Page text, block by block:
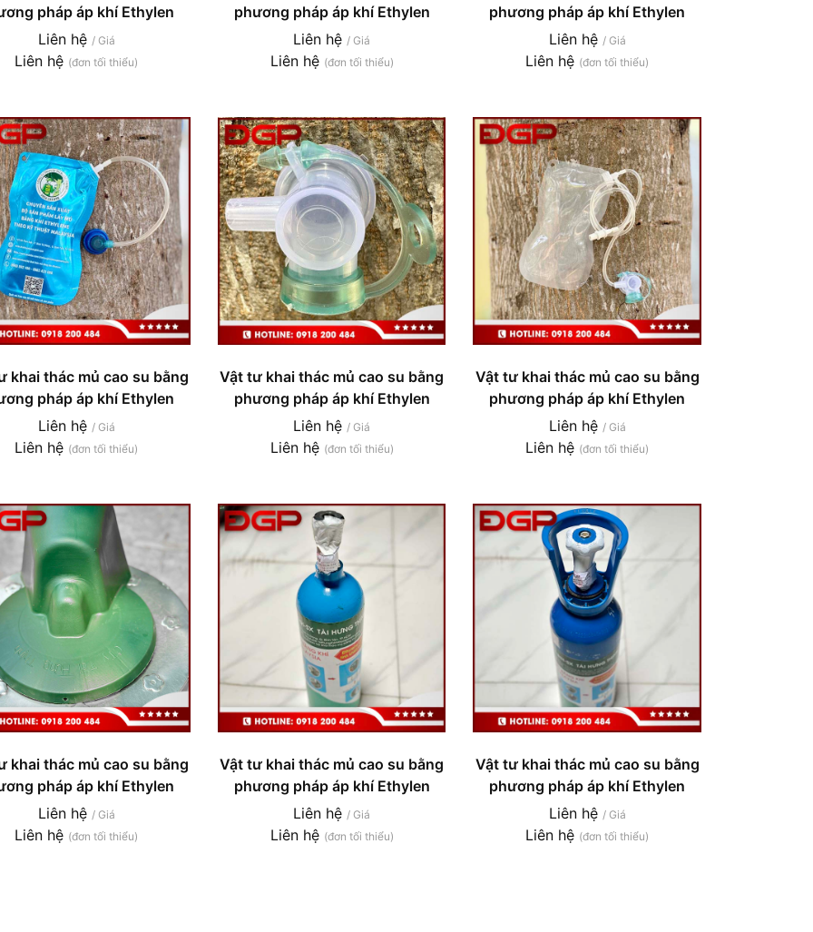
pháp áp khí Ethylen
Liên hệ / Giá
Liên hệ (đơn tối thiểu)
phương pháp áp khí Ethylen
Liên hệ / Giá
Liên hệ (đơn tối thiểu)
phương pháp áp khí Ethylen
Liên hệ / Giá
Liên hệ (đơn tối thiểu)
khai thác mủ cao su bằng
pháp áp khí Ethylen
Liên hệ / Giá
Liên hệ (đơn tối thiểu)
Vật tư khai thác mủ cao su bằng
phương pháp áp khí Ethylen
Liên hệ/ Giá
Liên hệ (đơn tối thiểu)
Vật tư khai thác mủ cao su bằng
phương pháp áp khí Ethylen
Liên hệ / Giá
Liên hệ (đơn tối thiểu)
khai thác mủ cao su bằng
pháp áp khí Ethylen
Liên hệ / Giá
Liên hệ (đơn tối thiểu)
Vật tư khai thác mủ cao su bằng
phương pháp áp khí Ethylen
Liên hệ / Giá
Liên hệ (đơn tối thiểu)
Vật tư khai thác mủ cao su bằng
phương pháp áp khí Ethylen
Liên hệ / Giá
Liên hệ (đơn tối thiểu)